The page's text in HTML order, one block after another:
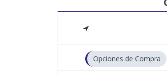
Opciones de Compra